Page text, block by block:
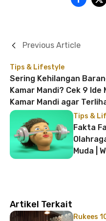
Tips & Lifestyle
Sering Kehilangan
Kamar Mandi? Cek 9 Ide
Kamar Mandi agar
Previous Article
Tips &
Fakta
Muda |
Artikel Terkait
Rukees